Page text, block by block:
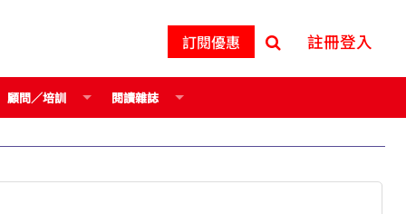
訂閱優惠 註冊登入
顧問／培訓 閱讀雜誌